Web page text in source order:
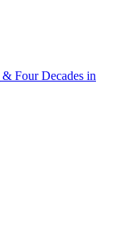
Four Decades in